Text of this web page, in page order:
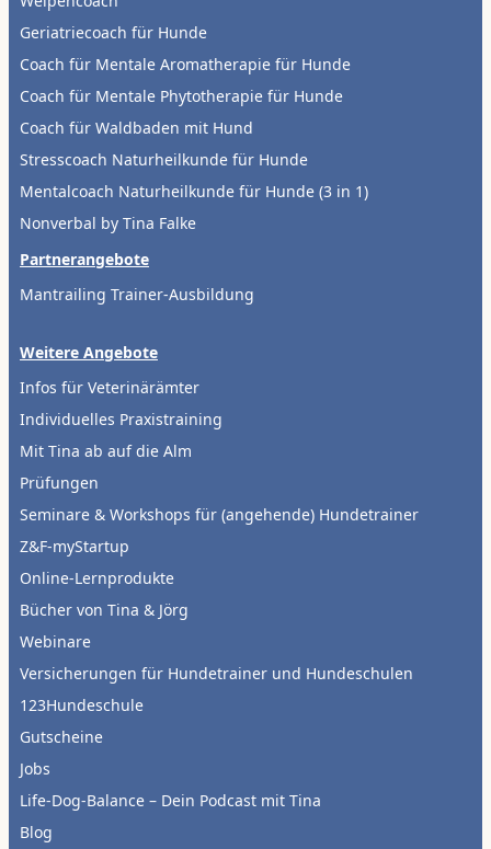
Geriatriecoach für Hunde
Coach für Mentale Aromatherapie für Hunde
Coach für Mentale Phytotherapie für Hunde
Coach für Waldbaden mit Hund
Stresscoach Naturheilkunde für Hunde
Mentalcoach Naturheilkunde für Hunde (3 in 1)
Nonverbal by Tina Falke
Partnerangebote
Mantrailing Trainer-Ausbildung
Weitere Angebote
Infos für Veterinärämter
Individuelles Praxistraining
Mit Tina ab auf die Alm
Prüfungen
Seminare & Workshops für (angehende) Hundetrainer
Z&F-myStartup
Online-Lernprodukte
Bücher von Tina & Jörg
Webinare
Versicherungen für Hundetrainer und Hundeschulen
123Hundeschule
Gutscheine
Jobs
Life-Dog-Balance – Dein Podcast mit Tina
Blog